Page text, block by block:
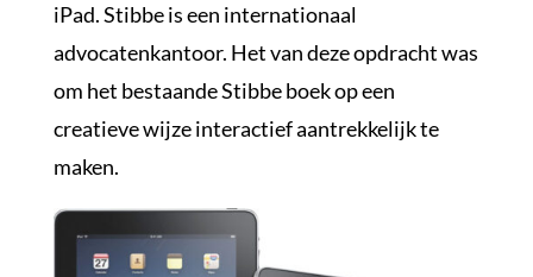
iPad. Stibbe is een internationaal
advocatenkantoor. Het van deze opdracht was
om het bestaande Stibbe boek op een
creatieve wijze interactief aantrekkelijk te
maken.